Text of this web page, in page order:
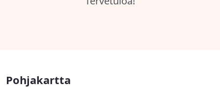
Pohjakartta